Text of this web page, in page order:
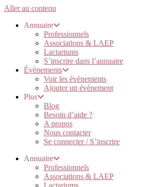
Aller au contenu
Annuaire
Professionnels
Associations & LAEP
Lactariums
S’inscrire dans l’annuaire
Évènements
Voir les évènements
Ajouter un évènement
Plus
Blog
Besoin d’aide ?
A propos
Nous contacter
Se connecter / S’inscrire
Annuaire
Professionnels
Associations & LAEP
Lactariums